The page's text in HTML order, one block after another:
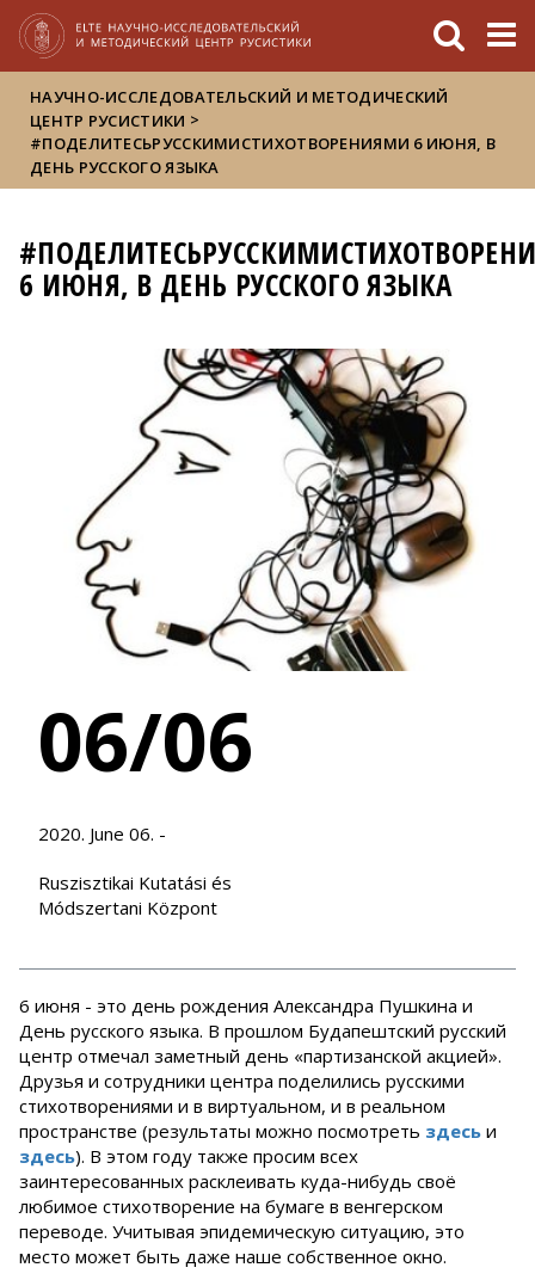
НАУЧНО-ИССЛЕДОВАТЕЛЬСКИЙ И МЕТОДИЧЕСКИЙ
ЦЕНТР РУСИСТИКИ >
#ПОДЕЛИТЕСЬРУССКИМИСТИХОТВОРЕНИЯМИ 6 ИЮНЯ, В
ДЕНЬ РУССКОГО ЯЗЫКА
6 ИЮНЯ, В ДЕНЬ РУССКОГО ЯЗЫКА
06/06
2020. June 06. -
Ruszisztikai Kutatási és
Módszertani Központ
6 июня - это день рождения Александра Пушкина и
День русского языка. В прошлом Будапештский русский
центр отмечал заметный день «партизанской акцией».
Друзья и сотрудники центра поделились русскими
стихотворениями и в виртуальном, и в реальном
пространстве (результаты можно посмотреть здесь и
здесь). В этом году также просим всех
заинтересованных расклеивать куда-нибудь своё
любимое стихотворение на бумаге в венгерском
переводе. Учитывая эпидемическую ситуацию, это
место может быть даже наше собственное окно.